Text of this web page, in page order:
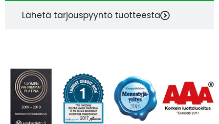
Lähetä tarjouspyyntö tuotteesta